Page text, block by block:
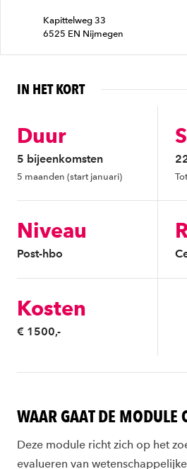
Kapittelweg 33
6525 EN Nijmegen
IN HET KORT
Duur
5 bijeenkomsten
5 maanden (start januari)
Niveau
Post-hbo
Kosten
€ 1500,-
WAAR GAAT DE MODULE
Deze module richt zich op het
evalueren van